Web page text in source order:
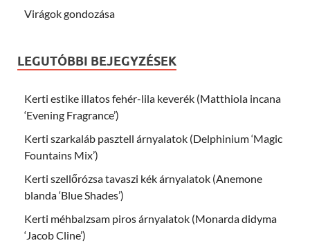
Virágok gondozása
LEGUTÓBBI BEJEGYZÉSEK
Kerti estike illatos fehér-lila keverék (Matthiola incana
‘Evening Fragrance’)
Kerti szarkaláb pasztell árnyalatok (Delphinium ‘Magic
Fountains Mix’)
Kerti szellőrózsa tavaszi kék árnyalatok (Anemone
blanda ‘Blue Shades’)
Kerti méhbalzsam piros árnyalatok (Monarda didyma
‘Jacob Cline’)